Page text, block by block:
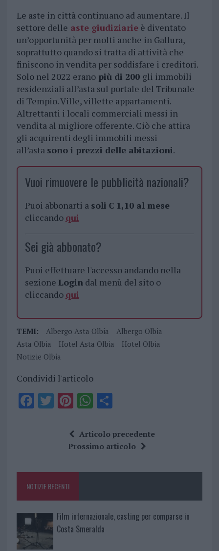
Le aste in città continuano ad aumentare. Il
settore delle aste giudiziarieè diventato
un’opportunità per molti anche in Gallura,
soprattutto quando si tratta di attività che
finiscono in vendita per soddisfare i creditori.
Solo nel 2022 eranopiù di 200 gli immobili
residenziali all’asta sul portale del Tribunale
di Tempio. Ville, villette appartamenti.
Altrettanti i locali commerciali messi in
vendita al migliore offerente. Ciò che attira
gli acquirenti degli immobili messi
all’asta sono i prezzi delle abitazioni.
Vuoi rimuovere le pubblicità nazionali?
Puoi abbonarti a soli € 1,10 al mese
cliccando qui
Sei già abbonato?
Puoi effettuare l'accesso andando nella
sezione Logindal menù del sito o
cliccando qui
TEMI: Albergo Asta Olbia
Albergo Olbia
Asta Olbia
Hotel Asta Olbia
Hotel Olbia
Notizie Olbia
Condividi l'articolo
F
o
k
T Pi
te
re
W
at
s
p
S
a
re
Articolo precedente
Prossimo articolo
NOTIZIE RECENTI
Film internazionale, casting per comparse in
Costa Smeralda